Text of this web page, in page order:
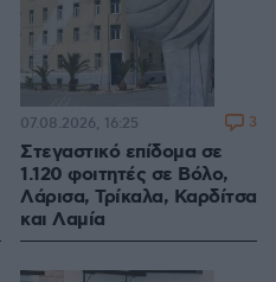
Στεγαστικό επίδομα σε
1.120 φοιτητές σε Βόλο,
Λάρισα, Τρίκαλα, Καρδίτσα
και Λαμία
07.08.2026, 16:25 3